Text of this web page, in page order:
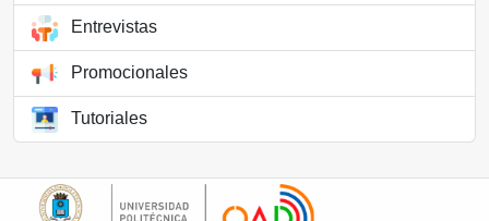
Entrevistas
Promocionales
Tutoriales